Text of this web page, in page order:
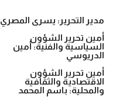
مدير التحرير: يسرى المصري
أمين تحرير الشؤون
السياسية والفنية: أمين
الدريوسي
أمين تحرير الشؤون
الاقتصادية والثقافية
والمحلية: باسم المحمد